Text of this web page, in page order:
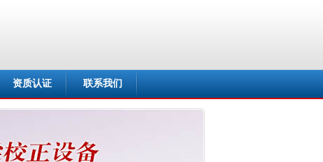
资质认证 联系我们